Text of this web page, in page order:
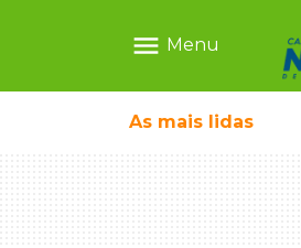
menu Menu
As mais lidas
e morre a caminho do hospital